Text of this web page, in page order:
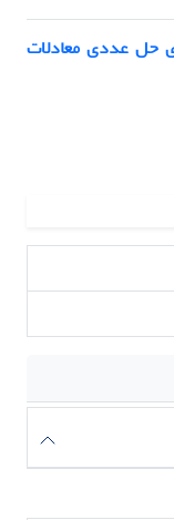
عددی معادلات